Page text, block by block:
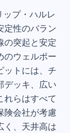
プ・ハルレ
定性のバラン
の突起と安定
のウェルポー
ットには、チ
デッキ、広い
れらはすべて
険会社が考慮
く、天井高は